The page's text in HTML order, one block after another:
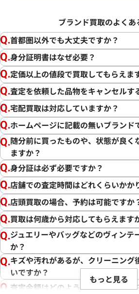
ブランド買取のよくあ
首都圏以外でも大丈夫ですか？
身分証明書はなぜ必要？
定価以上の値段で買取してもらえま
査定を依頼した品物をキャンセルす
宅配買取は対応していますか？
ホームページに記載の無いブランド
随分前に買ったものや、状態が良く
ますか？
身分証は必ず必要ですか？
店舗での査定時間はどれくらいかか
店頭買取の場合、予約は可能ですか
買取は何歳から対応してもらえます
ジュエリーやバッグなどのヴィンテ
か？
キズや汚れがあるが、クリーニング
いですか？
査定金額はどのように決まりますか
もっと見る